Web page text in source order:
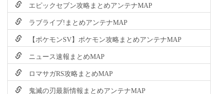
エピックセブン攻略まとめアンテナMAP
ラブライブ!まとめアンテナMAP
【ポケモンSV】ポケモン攻略まとめアンテナMAP
ニュース速報まとめMAP
ロマサガRS攻略まとめMAP
鬼滅の刃最新情報まとめアンテナMAP